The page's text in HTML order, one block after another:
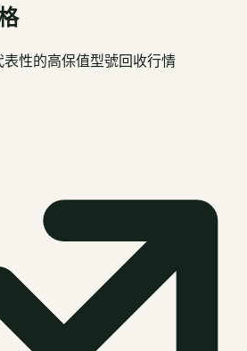
性的高保值型號回收行情